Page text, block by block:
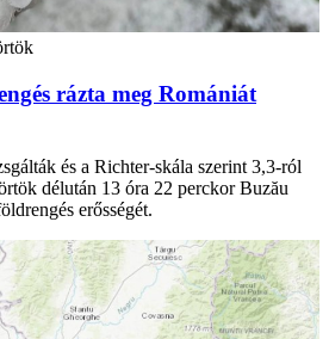
rázta meg Romániát
és a Richter-skála szerint 3,3-ról
délután 13 óra 22 perckor Buzău
erősségét.